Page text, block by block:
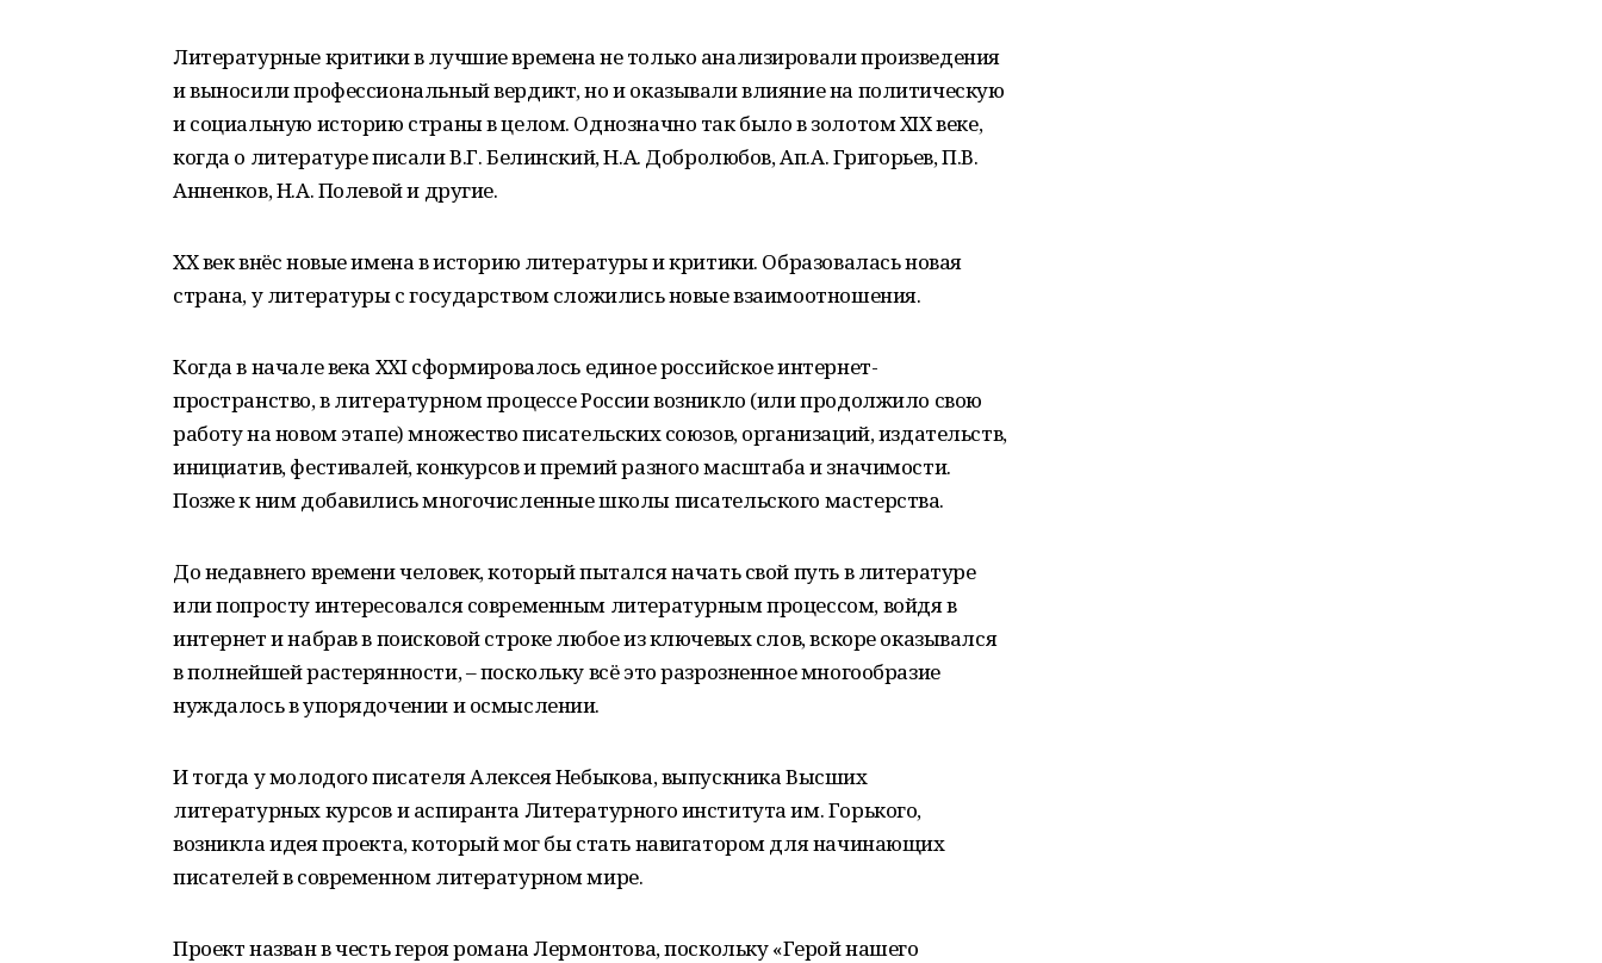
Литературные критики в лучшие времена не только анализировали произведения
и выносили профессиональный вердикт, но и оказывали влияние на политическую
и социальную историю страны в целом. Однозначно так было в золотом XIX веке,
когда о литературе писали В.Г. Белинский, Н.А. Добролюбов, Ап.А. Григорьев, П.В.
Анненков, Н.А. Полевой и другие.
XX век внёс новые имена в историю литературы и критики. Образовалась новая
страна, у литературы с государством сложились новые взаимоотношения.
Когда в начале века XXI сформировалось единое российское интернет-
пространство, в литературном процессе России возникло (или продолжило свою
работу на новом этапе) множество писательских союзов, организаций, издательств,
инициатив, фестивалей, конкурсов и премий разного масштаба и значимости.
Позже к ним добавились многочисленные школы писательского мастерства.
До недавнего времени человек, который пытался начать свой путь в литературе
или попросту интересовался современным литературным процессом, войдя в
интернет и набрав в поисковой строке любое из ключевых слов, вскоре оказывался
в полнейшей растерянности, – поскольку всё это разрозненное многообразие
нуждалось в упорядочении и осмыслении.
И тогда у молодого писателя Алексея Небыкова, выпускника Высших
литературных курсов и аспиранта Литературного института им. Горького,
возникла идея проекта, который мог бы стать навигатором для начинающих
писателей в современном литературном мире.
Проект назван в честь героя романа Лермонтова, поскольку «Герой нашего